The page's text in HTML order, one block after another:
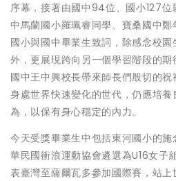
序幕，接著由國中94位、國小127位
中馬蘭國小羅珮睿同學、寶桑國中
國小與國中畢業生致詞，除感念校
外，更展現跨向另一個學習階段的
國中王中興校長帶來師長們殷切的
身處世界快速變化的世代，仍應培
為，以保有身心穩定的內力。
今天受獎畢業生中包括東河國小的
華民國衝浪運動協會遴選為U16女子
表臺灣至薩爾瓦多參加國際賽，站